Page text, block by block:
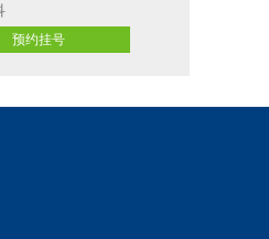
预约挂号